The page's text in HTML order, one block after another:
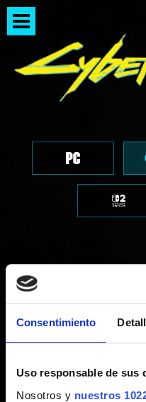
Consentimiento
Uso responsable de sus
Nosotros y nuestros
ROACH
Roach Race: el
Cyberpunk